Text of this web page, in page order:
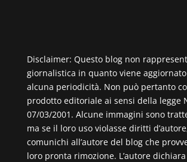
Disclaimer: Questo blog non
giornalistica in quanto viene
alcuna periodicità. Non può pertanto
prodotto editoriale ai sensi della legge
07/03/2001. Alcune immagini sono
ma se il loro uso violasse diritti
comunichi all’autore del blog che
loro pronta rimozione. L’autore